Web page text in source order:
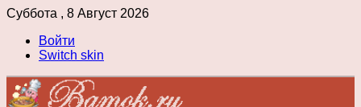
Суббота , 8 Август 2026
Войти
Switch skin